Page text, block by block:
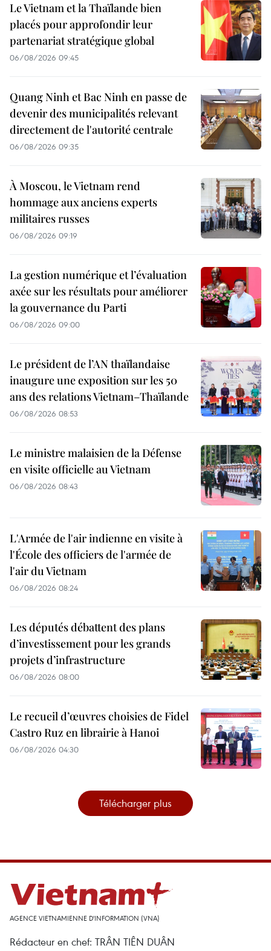
Le Vietnam et la Thaïlande bien
placés pour approfondir leur
partenariat stratégique global
06/08/2026 09:45
Quang Ninh et Bac Ninh en passe de
devenir des municipalités relevant
directement de l'autorité centrale
06/08/2026 09:35
À Moscou, le Vietnam rend
hommage aux anciens experts
militaires russes
06/08/2026 09:19
La gestion numérique et l’évaluation
axée sur les résultats pour améliorer
la gouvernance du Parti
06/08/2026 09:00
Le président de l’AN thaïlandaise
inaugure une exposition sur les 50
ans des relations Vietnam–Thaïlande
06/08/2026 08:53
Le ministre malaisien de la Défense
en visite officielle au Vietnam
06/08/2026 08:43
L'Armée de l'air indienne en visite à
l'École des officiers de l'armée de
l'air du Vietnam
06/08/2026 08:24
Les députés débattent des plans
d’investissement pour les grands
projets d’infrastructure
06/08/2026 08:00
Le recueil d’œuvres choisies de Fidel
Castro Ruz en librairie à Hanoi
06/08/2026 04:30
Télécharger plus
AGENCE VIETNAMIENNE D'INFORMATION (VNA)
Rédacteur en chef: TRÂN TIÊN DUÂN